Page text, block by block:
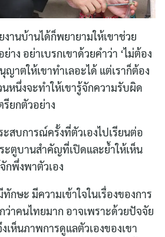
านบ้านได้ก็พยายามให้เขาช่วย
าง อย่าเบรกเขาด้วยคำว่า ‘ไม่ต้อง
ญาตให้เขาทำเลอะได้ แต่เราก็ต้อง
นหนึ่งจะทำให้เขารู้จักความรับผิด
ยกตัวอย่าง
สบการณ์ครั้งที่ตัวเองไปเรียนต่อ
ะตูบานสำคัญที่เปิดและย้ำให้เห็น
กพึ่งพาตัวเอง
ษะ มีความเข้าใจในเรื่องของการ
ว่าคนไทยมาก อาจเพราะด้วยปัจจัย
เห็นภาพการดูแลตัวเองของเขา